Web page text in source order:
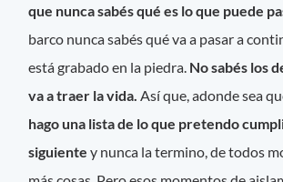
que nunca sabés qué es lo que puede
barco nunca sabés qué va a pasar a
está grabado en la piedra. No sabés los
va a traer la vida. Así que, adonde sea
hago una lista de lo que pretendo
siguientey nunca la termino, de todos